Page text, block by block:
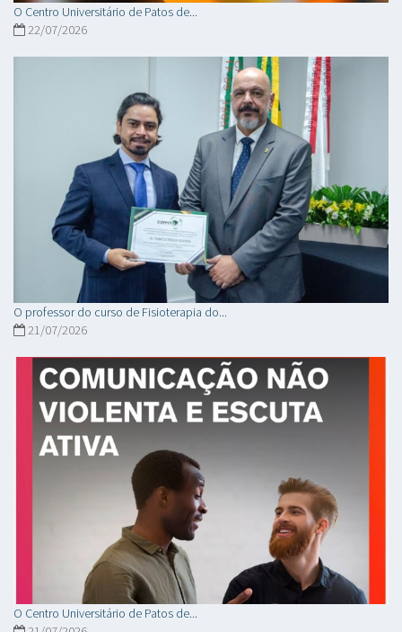
O Centro Universitário de Patos de...
22/07/2026
O professor do curso de Fisioterapia do...
21/07/2026
O Centro Universitário de Patos de...